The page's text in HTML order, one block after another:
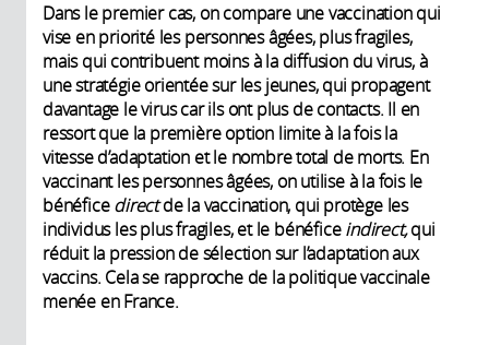
Dans le premier cas, on compare une vaccination qui
vise en priorité les personnes âgées, plus fragiles,
mais qui contribuent moins à la diffusion du virus, à
une stratégie orientée sur les jeunes, qui propagent
davantage le virus car ils ont plus de contacts. Il en
ressort que la première option limite à la fois la
vitesse d’adaptation et le nombre total de morts. En
vaccinant les personnes âgées, on utilise à la fois le
bénéficedirectde la vaccination, qui protège les
individus les plus fragiles, et le bénéficeindirect,qui
réduit la pression de sélection sur l’adaptation aux
vaccins. Cela se rapproche de la politique vaccinale
menée en France.